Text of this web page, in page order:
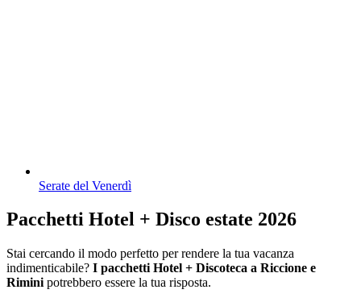
Serate del Venerdì
Pacchetti Hotel + Disco estate 2026
Stai cercando il modo perfetto per rendere la tua vacanza
indimenticabile? I pacchetti Hotel + Discoteca a Riccione e
Rimini potrebbero essere la tua risposta.